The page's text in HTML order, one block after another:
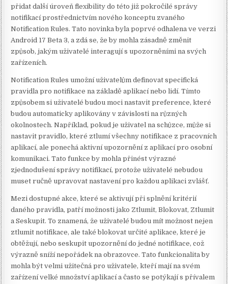
přidat další úroveň flexibility do této již pokročilé správy
notifikací prostřednictvím nového konceptu zvaného
Notification Rules. Tato novinka byla poprvé odhalena ve verzi
Android 17 Beta 3, a zdá se, že by mohla zásadně změnit
způsob, jakým uživatelé interagují s upozorněními na svých
zařízeních.
Notification Rules umožní uživatelům definovat specifická
pravidla pro notifikace na základě aplikací nebo lidí. Tímto
způsobem si uživatelé budou moci nastavit preference, které
budou automaticky aplikovány v závislosti na různých
okolnostech. Například, pokud je uživatel na schůzce, může si
nastavit pravidlo, které ztlumí všechny notifikace z pracovních
aplikací, ale ponechá aktivní upozornění z aplikací pro osobní
komunikaci. Tato funkce by mohla přinést výrazné
zjednodušení správy notifikací, protože uživatelé nebudou
muset ručně upravovat nastavení pro každou aplikaci zvlášť.
Mezi dostupné akce, které se aktivují při splnění kritérií
daného pravidla, patří možnosti jako Ztlumit, Blokovat, Ztlumit
a Seskupit. To znamená, že uživatelé budou mít možnost nejen
ztlumit notifikace, ale také blokovat určité aplikace, které je
obtěžují, nebo seskupit upozornění do jedné notifikace, což
výrazně sníží nepořádek na obrazovce. Tato funkcionalita by
mohla být velmi užitečná pro uživatele, kteří mají na svém
zařízení velké množství aplikací a často se potýkají s přívalem